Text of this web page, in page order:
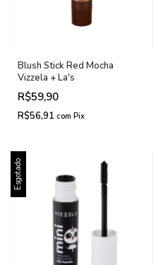
Blush Stick Red Mocha
Vizzela + La's
R$59,90
R$56,91 com Pix
Esgotado